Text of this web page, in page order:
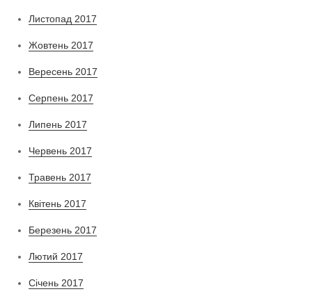
Листопад 2017
Жовтень 2017
Вересень 2017
Серпень 2017
Липень 2017
Червень 2017
Травень 2017
Квітень 2017
Березень 2017
Лютий 2017
Січень 2017